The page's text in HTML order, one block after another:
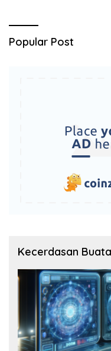
Popular Post
Kecerdasan